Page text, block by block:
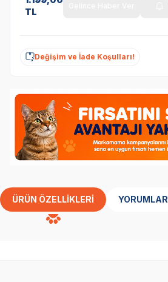
TL
Değişim ve İade Koşulları!
ÜRÜN ÖZELLIKLERI YORUMLAR